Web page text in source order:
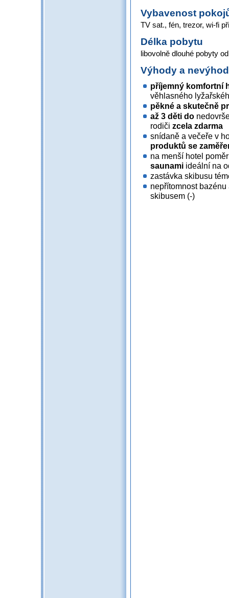
Vybavenost
TV sat., fén, trezor, wi-fi
Délka pobytu
libovolně dlouhé pobyty
Výhody a
příjemný komfortní
věhlasného
pěkné a skutečně
až 3 děti do
rodiči zcela zdarma
snídaně a večeře v
produktů se
na menší hotel
saunami ideální na
zastávka skibusu
nepřítomnost
skibusem (-)